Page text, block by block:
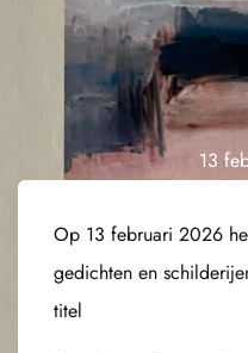
13
Op 13 februari 2026
gedichten en
titel